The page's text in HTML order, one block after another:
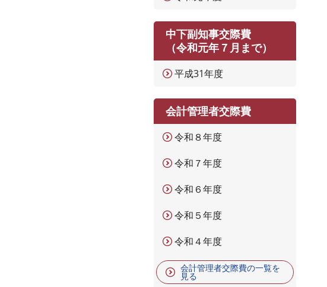
中下副知事交際費
（令和元年７月まで）
平成31年度
会計管理者交際費
令和８年度
令和７年度
令和６年度
令和５年度
令和４年度
会計管理者交際費の一覧を
見る